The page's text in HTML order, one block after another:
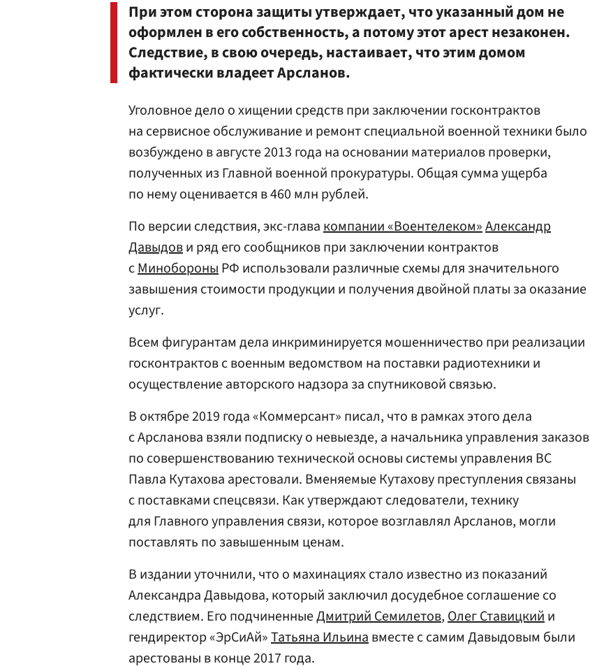
При этом сторона защиты утверждает, что указанный дом не
оформлен в его собственность, а потому этот арест незаконен.
Следствие, в свою очередь, настаивает, что этим домом
фактически владеет Арсланов.
Уголовное дело о хищении средств при заключении госконтрактов
на сервисное обслуживание и ремонт специальной военной техники было
возбуждено в августе 2013 года на основании материалов проверки,
полученных из Главной военной прокуратуры. Общая сумма ущерба
по нему оценивается в 460 млн рублей.
По версии следствия, экс-главакомпании «Воентелеком»Александр
Давыдови ряд его сообщников при заключении контрактов
сМинобороныРФ использовали различные схемы для значительного
завышения стоимости продукции и получения двойной платы за оказание
услуг.
Всем фигурантам дела инкриминируется мошенничество при реализации
госконтрактов с военным ведомством на поставки радиотехники и
осуществление авторского надзора за спутниковой связью.
В октябре 2019 года «Коммерсант» писал, что в рамках этого дела
с Арсланова взяли подписку о невыезде, а начальника управления заказов
по совершенствованию технической основы системы управления ВС
Павла Кутахова арестовали. Вменяемые Кутахову преступления связаны
с поставками спецсвязи. Как утверждают следователи, технику
для Главного управления связи, которое возглавлял Арсланов, могли
поставлять по завышенным ценам.
В издании уточнили, что о махинациях стало известно из показаний
Александра Давыдова, который заключил досудебное соглашение со
следствием. Его подчиненныеДмитрий Семилетов,Олег Ставицкийи
гендиректор «ЭрСиАй»Татьяна Ильинавместе с самим Давыдовым были
арестованы в конце 2017 года.